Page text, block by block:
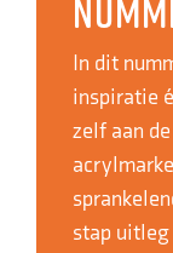
In dit
inspiratie
zelf aan
stap uitleg